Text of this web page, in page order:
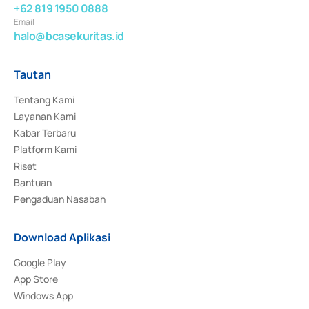
+62 819 1950 0888
Email
halo@bcasekuritas.id
Tautan
Tentang Kami
Layanan Kami
Kabar Terbaru
Platform Kami
Riset
Bantuan
Pengaduan Nasabah
Download Aplikasi
Google Play
App Store
Windows App